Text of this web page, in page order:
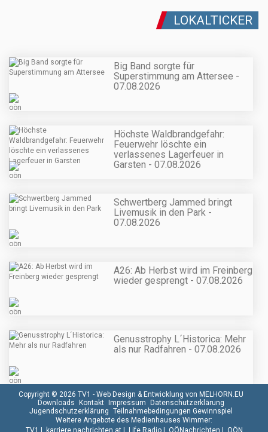
LOKALTICKER
Big Band sorgte für
Superstimmung am Attersee -
07.08.2026
Höchste Waldbrandgefahr:
Feuerwehr löschte ein
verlassenes Lagerfeuer in
Garsten - 07.08.2026
Schwertberg Jammed bringt
Livemusik in den Park -
07.08.2026
A26: Ab Herbst wird im Freinberg
wieder gesprengt - 07.08.2026
Genusstrophy L´Historica: Mehr
als nur Radfahren - 07.08.2026
Copyright © 2026 TV1 - Web Design & Entwicklung von MELHORN.EU
Downloads Kontakt Impressum Datenschutzerklärung
Jugendschutzerklärung Teilnahmebedingungen Gewinnspiel
Weitere Angebote des Medienhauses Wimmer:
TV1 | karriere.nachrichten.at| Life Radio| OÖNachrichten | OÖN